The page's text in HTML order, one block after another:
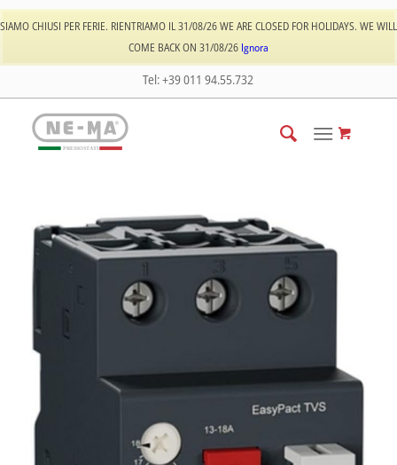
SIAMO CHIUSI PER FERIE. RIENTRIAMO IL 31/08/26 WE ARE CLOSED FOR HOLIDAYS. WE WILL
COME BACK ON 31/08/26 Ignora
Tel: +39 011 94.55.732
PRESSOSTATI